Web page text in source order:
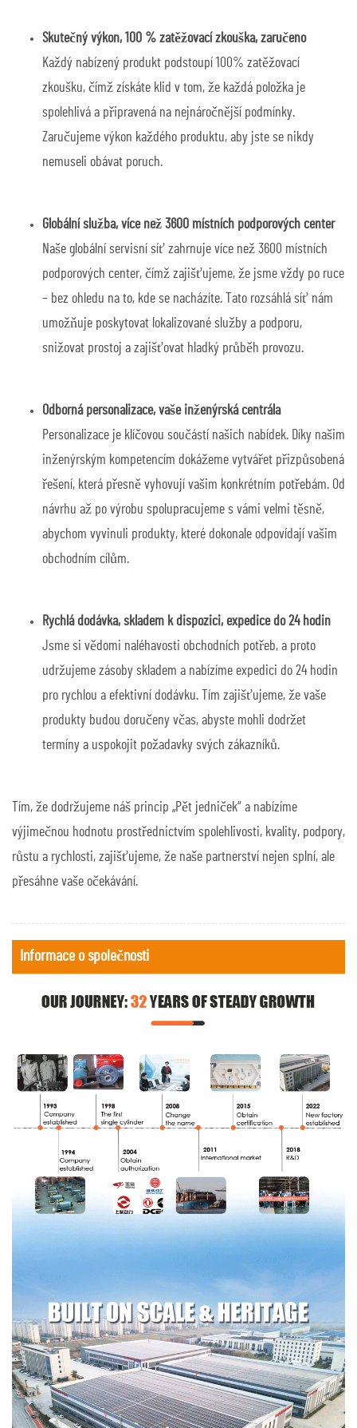
Skutečný výkon, 100 % zatěžovací zkouška, zaručeno
Každý nabízený produkt podstoupí 100% zatěžovací
zkoušku, čímž získáte klid v tom, že každá položka je
spolehlivá a připravená na nejnáročnější podmínky.
Zaručujeme výkon každého produktu, aby jste se nikdy
nemuseli obávat poruch.
Globální služba, více než 3600 místních podporových center
Naše globální servisní síť zahrnuje více než 3600 místních
podporových center, čímž zajišťujeme, že jsme vždy po ruce
– bez ohledu na to, kde se nacházíte. Tato rozsáhlá síť nám
umožňuje poskytovat lokalizované služby a podporu,
snižovat prostoj a zajišťovat hladký průběh provozu.
Odborná personalizace, vaše inženýrská centrála
Personalizace je klíčovou součástí našich nabídek. Díky našim
inženýrským kompetencím dokážeme vytvářet přizpůsobená
řešení, která přesně vyhovují vašim konkrétním potřebám. Od
návrhu až po výrobu spolupracujeme s vámi velmi těsně,
abychom vyvinuli produkty, které dokonale odpovídají vašim
obchodním cílům.
Rychlá dodávka, skladem k dispozici, expedice do 24 hodin
Jsme si vědomi naléhavosti obchodních potřeb, a proto
udržujeme zásoby skladem a nabízíme expedici do 24 hodin
pro rychlou a efektivní dodávku. Tím zajišťujeme, že vaše
produkty budou doručeny včas, abyste mohli dodržet
termíny a uspokojit požadavky svých zákazníků.
Tím, že dodržujeme náš princip „Pět jedniček“ a nabízíme
výjimečnou hodnotu prostřednictvím spolehlivosti, kvality, podpory,
růstu a rychlosti, zajišťujeme, že naše partnerství nejen splní, ale
přesáhne vaše očekávání.
Informace o společnosti